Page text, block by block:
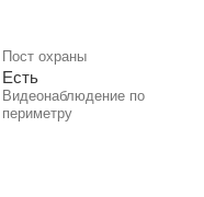
Пост охраны
Есть
Видеонаблюдение по
периметру